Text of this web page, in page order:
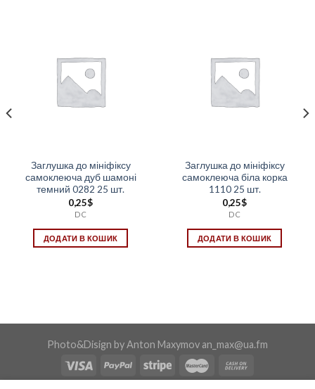
Заглушка до мініфіксу
самоклеюча дуб шамоні
темний 0282 25 шт.
0,25$
DC
ДОДАТИ В КОШИК
Заглушка до мініфіксу
самоклеюча біла корка
1110 25 шт.
0,25$
DC
ДОДАТИ В КОШИК
Photo&Disign by Anton Maxymov an_max@ua.fm